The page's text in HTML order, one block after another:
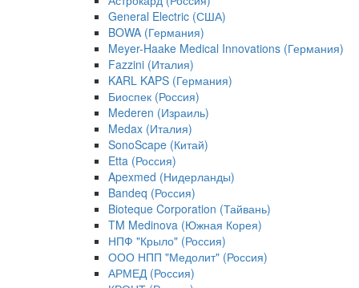
General Electric (США)
BOWA (Германия)
Meyer-Haake Medical Innovations (Германия)
Fazzini (Италия)
KARL KAPS (Германия)
Биоспек (Россия)
Mederen (Израиль)
Medax (Италия)
SonoScape (Китай)
Etta (Россия)
Apexmed (Нидерланды)
Bandeq (Россия)
Bioteque Corporation (Тайвань)
TM Medinova (Южная Корея)
НПФ "Крыло" (Россия)
ООО НПП "Медолит" (Россия)
АРМЕД (Россия)